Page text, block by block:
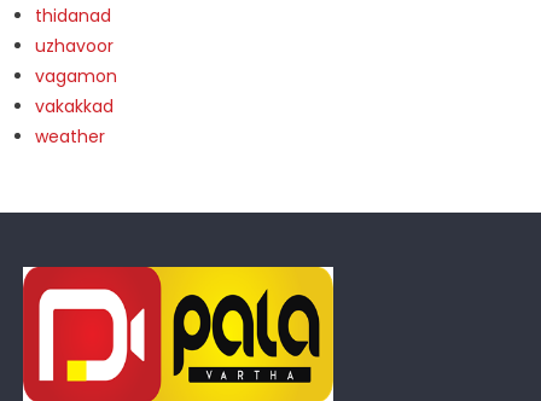
thidanad
uzhavoor
vagamon
vakakkad
weather